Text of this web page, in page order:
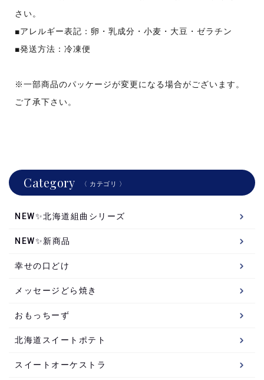
さい。
■アレルギー表記：卵・乳成分・小麦・大豆・ゼラチン
■発送方法：冷凍便
※一部商品のパッケージが変更になる場合がございます。
ご了承下さい。
Category 〈 カテゴリ 〉
NEW✨北海道組曲シリーズ
NEW✨新商品
幸せの口どけ
メッセージどら焼き
おもっちーず
北海道スイートポテト
スイートオーケストラ